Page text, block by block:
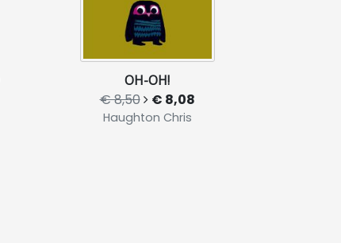
OH-OH!
€ 8,50 € 8,08
Haughton Chris